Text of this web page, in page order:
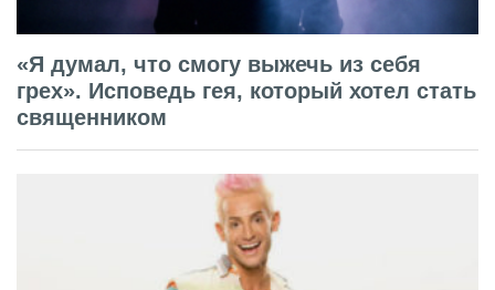
«Я думал, что смогу выжечь из себя
грех». Исповедь гея, который хотел стать
священником